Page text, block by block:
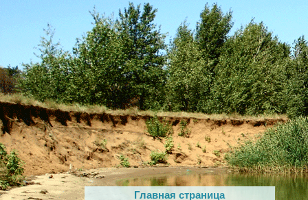
Главная страница